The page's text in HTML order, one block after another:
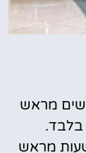
מראש
בלבד.
לבטל עד 24 שעות מראש